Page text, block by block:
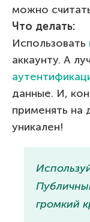
можно
Что делать:
Использовать
аккаунту. А
данные. И,
применять на
уникален!
громкий